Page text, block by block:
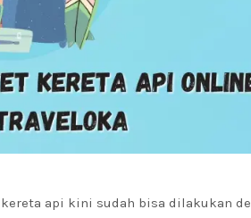
api kini sudah bisa dilakukan